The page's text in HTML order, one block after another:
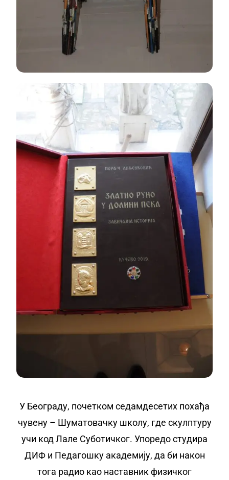
У Београду, почетком седамдесетих похађа
чувену – Шуматовачку школу, где скулптуру
учи код Лале Суботичког. Упоредо студира
ДИФ и Педагошку академију, да би након
тога радио као наставник физичког